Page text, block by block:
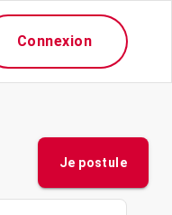
Connexion
Je postule